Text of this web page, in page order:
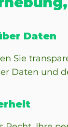
Daten
Sie
Daten und